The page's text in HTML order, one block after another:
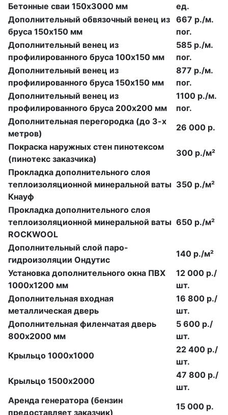
Бетонные сваи 150х3000 мм
ед.
Дополнительный обвязочный венец из
бруса 150х150 мм
667 р./м.
пог.
Дополнительный венец из
профилированного бруса 100х150 мм
585 р./м.
пог.
Дополнительный венец из
профилированного бруса 150х150 мм
877 р./м.
пог.
Дополнительный венец из
профилированного бруса 200х200 мм
1100 р./м.
пог.
Дополнительная перегородка (до 3-х
метров)
26 000 р.
Покраска наружных стен пинотексом
(пинотекс заказчика)
300 р./м²
Прокладка дополнительного слоя
теплоизоляционной минеральной ваты
Кнауф
350 р./м²
Прокладка дополнительного слоя
теплоизоляционной минеральной ваты
ROCKWOOL
650 р./м²
Дополнительный слой паро-
гидроизоляции Ондутис
140 р./м²
Установка дополнительного окна ПВХ
1000х1200 мм
12 000 р./
шт.
Дополнительная входная
металлическая дверь
16 800 р./
шт.
Дополнительная филенчатая дверь
800х2000 мм
5 600 р./
шт.
Крыльцо 1000х1000
22 400 р./
шт.
Крыльцо 1500х2000
47 800 р./
шт.
Аренда генератора (бензин
предоставляет заказчик)
15 000 р.